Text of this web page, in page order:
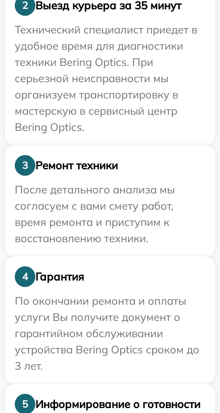
2
Выезд курьера за 35 минут
Технический специалист приедет в
удобное время для диагностики
техники Bering Optics. При
серьезной неисправности мы
организуем транспортировку в
мастерскую в сервисный центр
Bering Optics.
3
Ремонт техники
После детального анализа мы
согласуем с вами смету работ,
время ремонта и приступим к
восстановлению техники.
4
Гарантия
По окончании ремонта и оплаты
услуги Вы получите документ о
гарантийном обслуживании
устройства Bering Optics сроком до
3 лет.
5
Информирование о готовности